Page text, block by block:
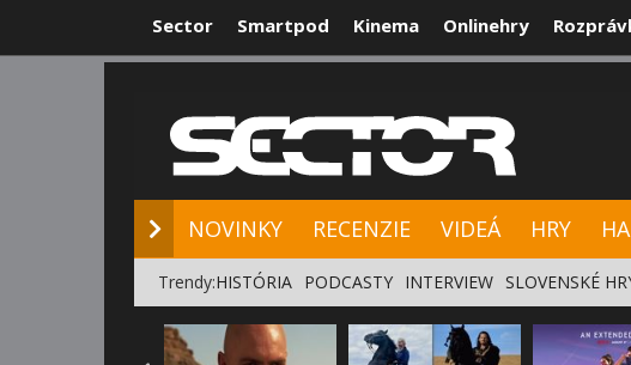
Sector Smartpod Kinema Onlinehry
NOVINKY RECENZIE VIDEÁ HRY
Trendy:HISTÓRIA PODCASTY INTERVIEW SLOVENSKÉ